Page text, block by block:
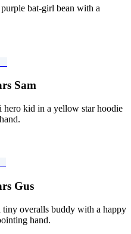
bat-girl bean with a
Sam
hero kid in a yellow star hoodie
Gus
overalls buddy with a happy
hand.